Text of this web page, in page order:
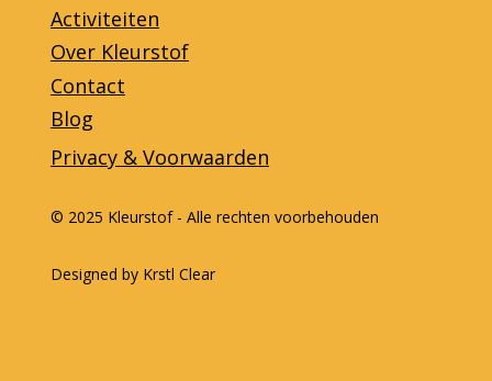
Activiteiten
Over Kleurstof
Contact
Blog
Privacy & Voorwaarden
© 2025 Kleurstof - Alle rechten voorbehouden
Designed by Krstl Clear